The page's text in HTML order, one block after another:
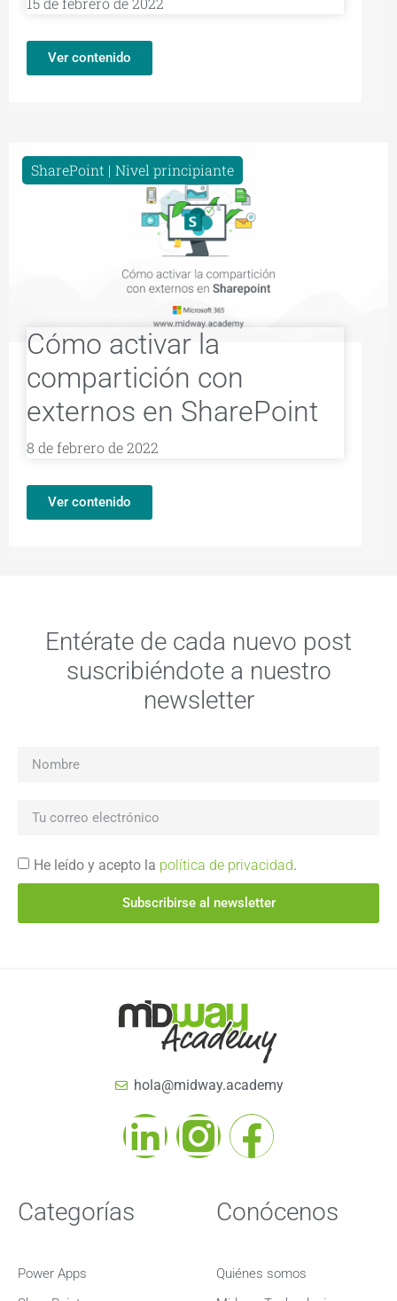
Ver contenido
SharePoint Nivel principiante
Cómo activar la
compartición con
externos en SharePoint
8 de febrero de 2022
Ver contenido
Entérate de cada nuevo post
suscribiéndote a nuestro
newsletter
He leído y acepto la política de privacidad.
Subscribirse al newsletter
hola@midway.academy
Categorías
Power Apps
Conócenos
Quiénes somos